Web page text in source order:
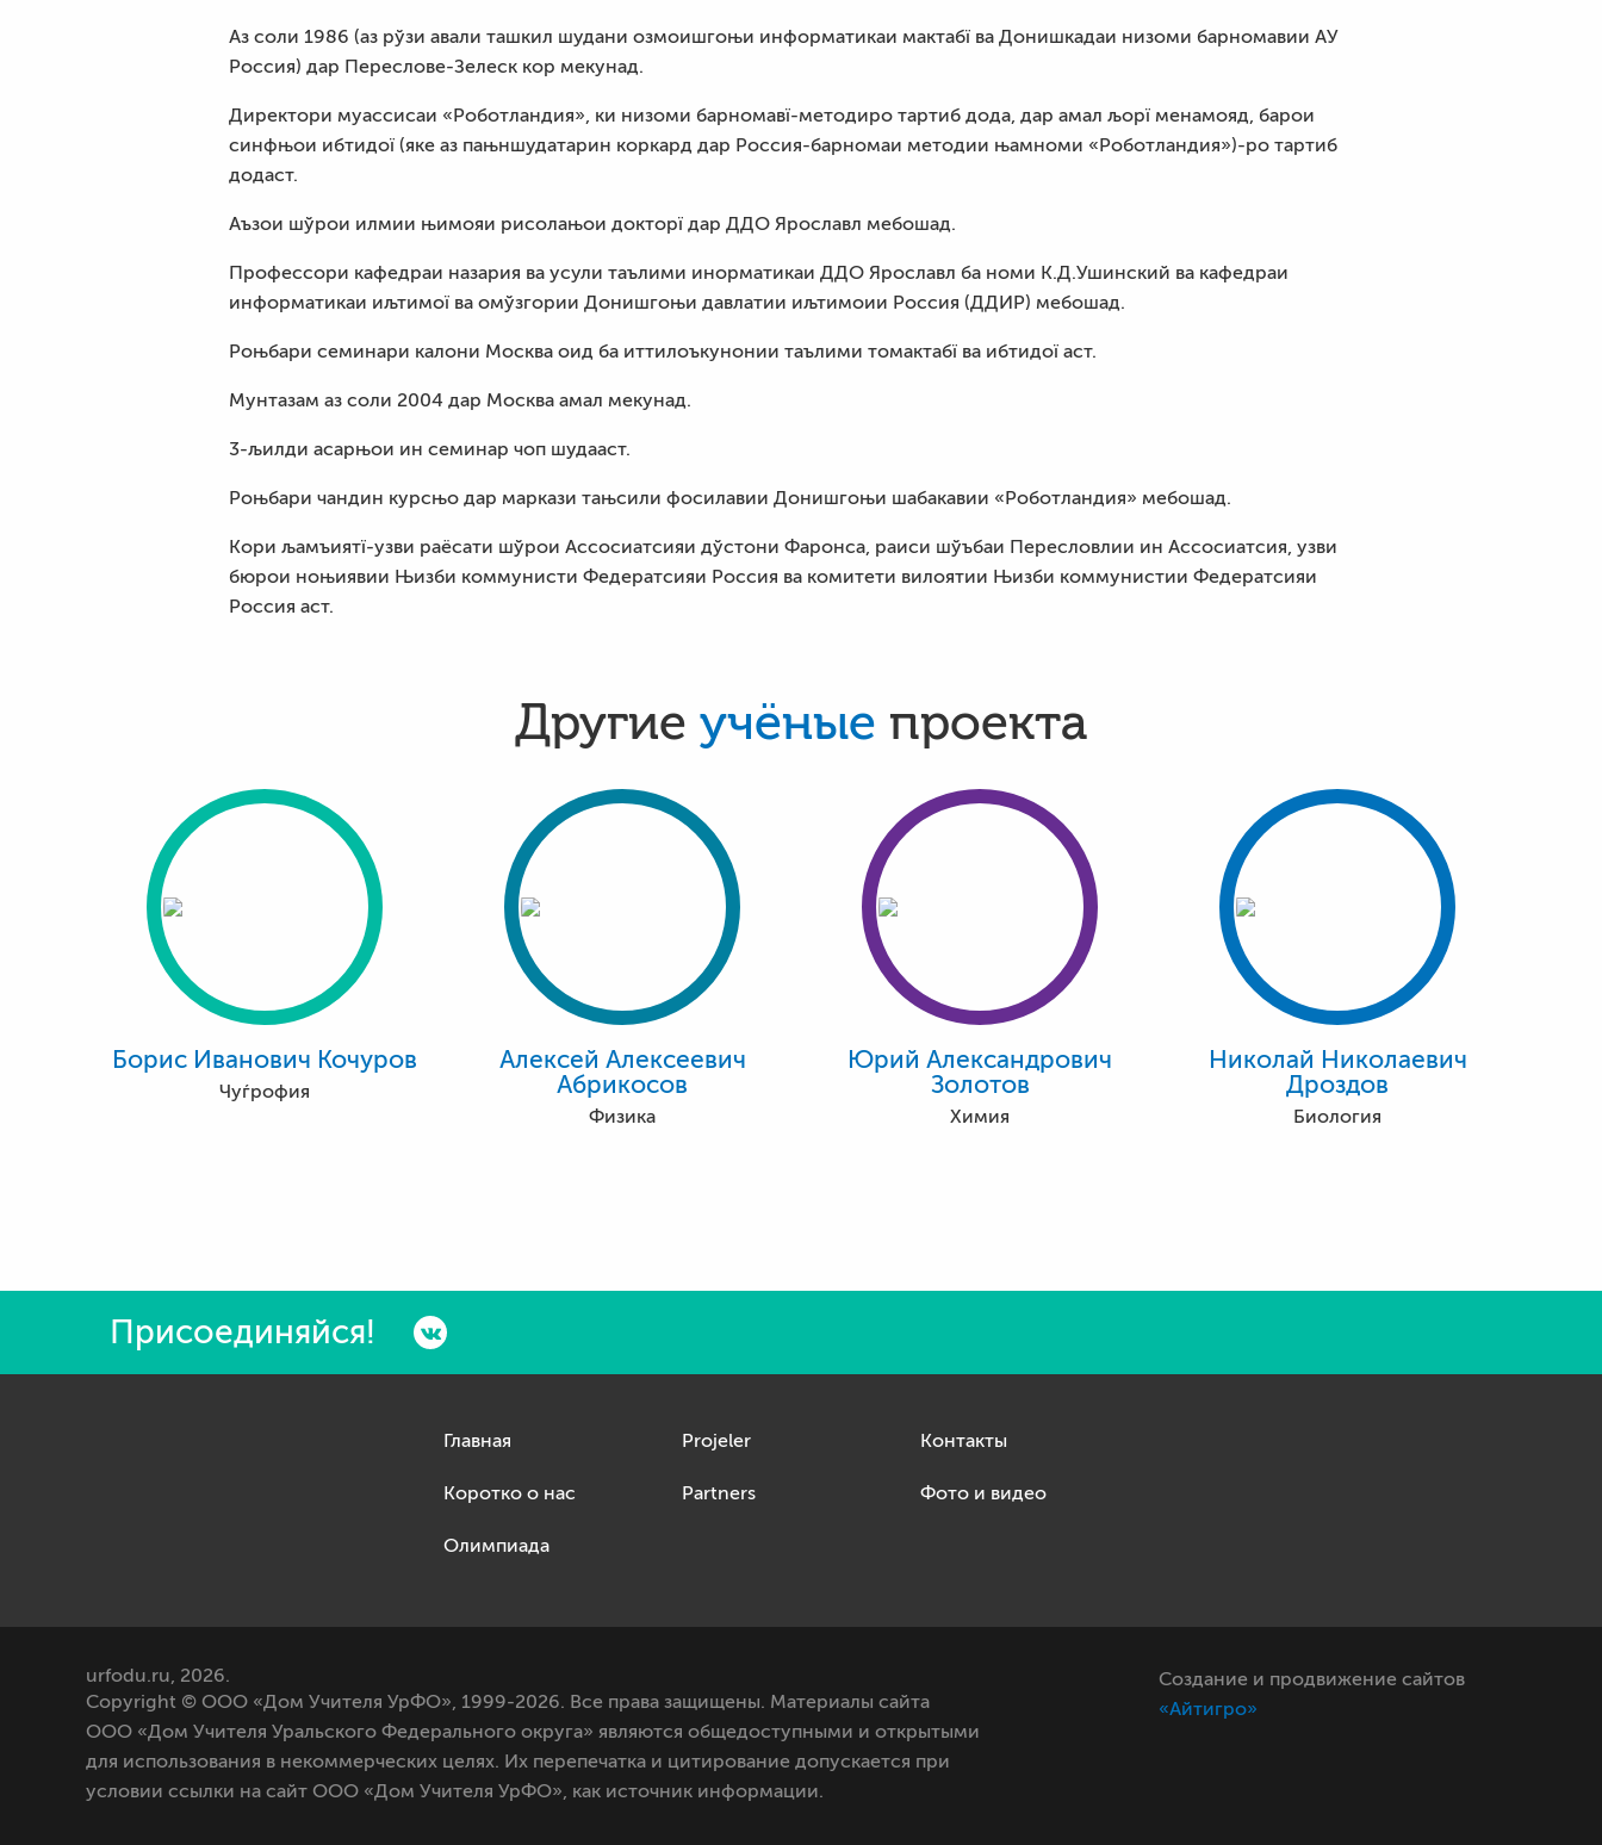
Аз соли 1986 (аз рўзи авали ташкил шудани озмоишгоњи информатикаи мактабї ва Донишкадаи низоми барномавии АУ
Россия) дар Переслове-Зелеск кор мекунад.
Директори муассисаи «Роботландия», ки низоми барномавї-методиро тартиб дода, дар амал љорї менамояд, барои
синфњои ибтидої (яке аз пањншудатарин коркард дар Россия-барномаи методии њамноми «Роботландия»)-ро тартиб
додаст.
Аъзои шўрои илмии њимояи рисолањои докторї дар ДДО Ярославл мебошад.
Профессори кафедраи назария ва усули таълими инорматикаи ДДО Ярославл ба номи К.Д.Ушинский ва кафедраи
информатикаи иљтимої ва омўзгории Донишгоњи давлатии иљтимоии Россия (ДДИР) мебошад.
Роњбари семинари калони Москва оид ба иттилоъкунонии таълими томактабї ва ибтидої аст.
Мунтазам аз соли 2004 дар Москва амал мекунад.
3-љилди асарњои ин семинар чоп шудааст.
Роњбари чандин курсњо дар маркази тањсили фосилавии Донишгоњи шабакавии «Роботландия» мебошад.
Кори љамъиятї-узви раёсати шўрои Ассосиатсияи дўстони Фаронса, раиси шўъбаи Пересловлии ин Ассосиатсия, узви
бюрои ноњиявии Њизби коммунисти Федератсияи Россия ва комитети вилоятии Њизби коммунистии Федератсияи
Россия аст.
Другие учёные проекта
Борис Иванович Кочуров
Чуѓрофия
Алексей Алексеевич
Абрикосов
Физика
Юрий Александрович
Золотов
Химия
Николай Николаевич
Дроздов
Биология
Присоединяйся!
Главная
Коротко о нас
Олимпиада
Projeler
Partners
Контакты
Фото и видео
urfodu.ru, 2026.
Copyright © ООО «Дом Учителя УрФО», 1999-2026. Все права защищены. Материалы сайта
ООО «Дом Учителя Уральского Федерального округа» являются общедоступными и открытыми
для использования в некоммерческих целях. Их перепечатка и цитирование допускается при
условии ссылки на сайт ООО «Дом Учителя УрФО», как источник информации.
Создание и продвижение сайтов
«Айтигро»